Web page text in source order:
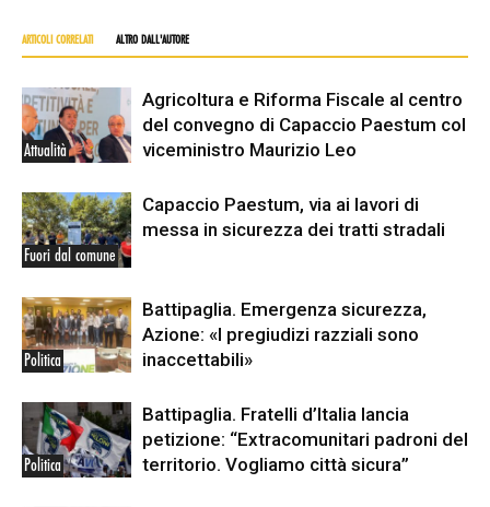
ARTICOLI CORRELATI ALTRO DALL'AUTORE
Attualità
Agricoltura e Riforma Fiscale al centro
del convegno di Capaccio Paestum col
viceministro Maurizio Leo
Fuori dal comune
Capaccio Paestum, via ai lavori di
messa in sicurezza dei tratti stradali
Politica
Battipaglia. Emergenza sicurezza,
Azione: «I pregiudizi razziali sono
inaccettabili»
Politica
Battipaglia. Fratelli d’Italia lancia
petizione: “Extracomunitari padroni del
territorio. Vogliamo città sicura”